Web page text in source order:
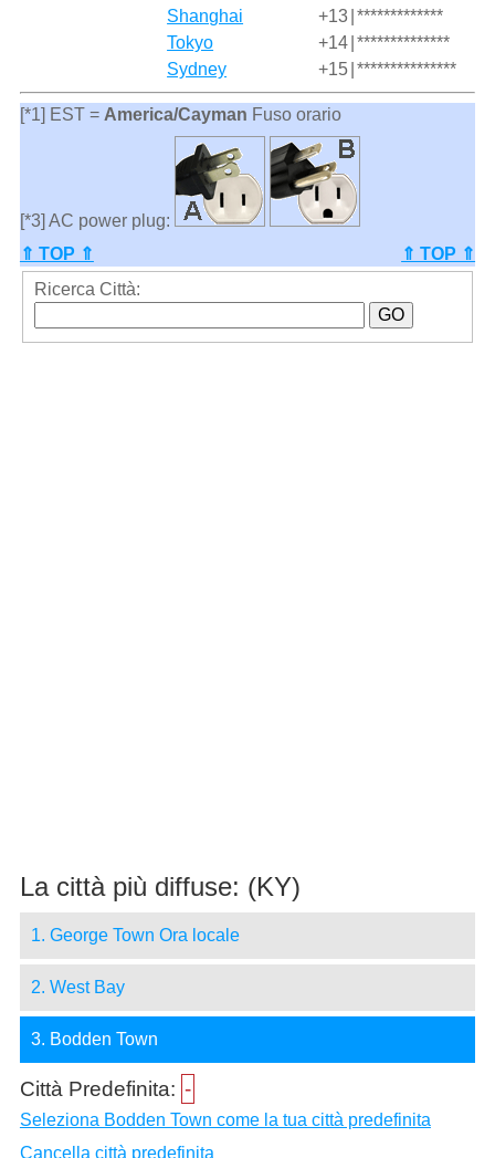
Shanghai
+13 *************
Tokyo
+14 **************
Sydney
+15 ***************
[*1] EST = America/Cayman Fuso orario
[*3] AC power plug:
⇑ TOP ⇑
⇑ TOP ⇑
Ricerca Città:
La città più diffuse: (KY)
1. George Town Ora locale
2. West Bay
3. Bodden Town
Città Predefinita: -
Seleziona Bodden Town come la tua città predefinita
Cancella città predefinita